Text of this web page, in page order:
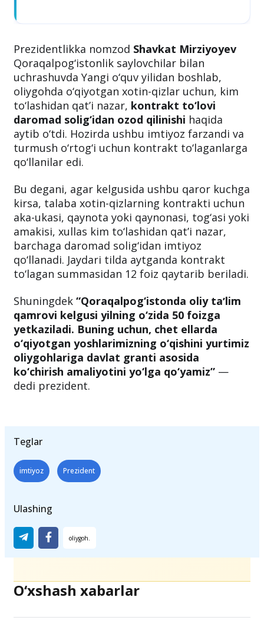
Prezidentlikka nomzodShavkat Mirziyoyev
Qoraqalpog‘istonlik saylovchilar bilan
uchrashuvda Yangi o‘quv yilidan boshlab,
oliygohda o‘qiyotgan xotin-qizlar uchun, kim
to‘lashidan qatʼi nazar, kontrakt to‘lovi
daromad solig‘idan ozod qilinishi
turmush o‘rtog‘i uchun kontrakt to‘laganlarga
qo‘llanilar edi.
Bu degani, agar kelgusida ushbu qaror kuchga
kirsa, talaba xotin-qizlarning kontrakti uchun
aka-ukasi, qaynota yoki qaynonasi, tog‘asi yoki
amakisi, xullas kim to‘lashidan qatʼi nazar,
qo‘llanadi. Jaydari tilda aytganda kontrakt
to‘lagan summasidan 12 foiz qaytarib beriladi.
Shuningdek“Qoraqalpog‘istonda oliy taʼlim
qamrovi kelgusi yilning o‘zida 50 foizga
yetkaziladi. Buning uchun, chet ellarda
o‘qiyotgan yoshlarimizning o‘qishini yurtimiz
Teglar
imtiyoz
Ulashing